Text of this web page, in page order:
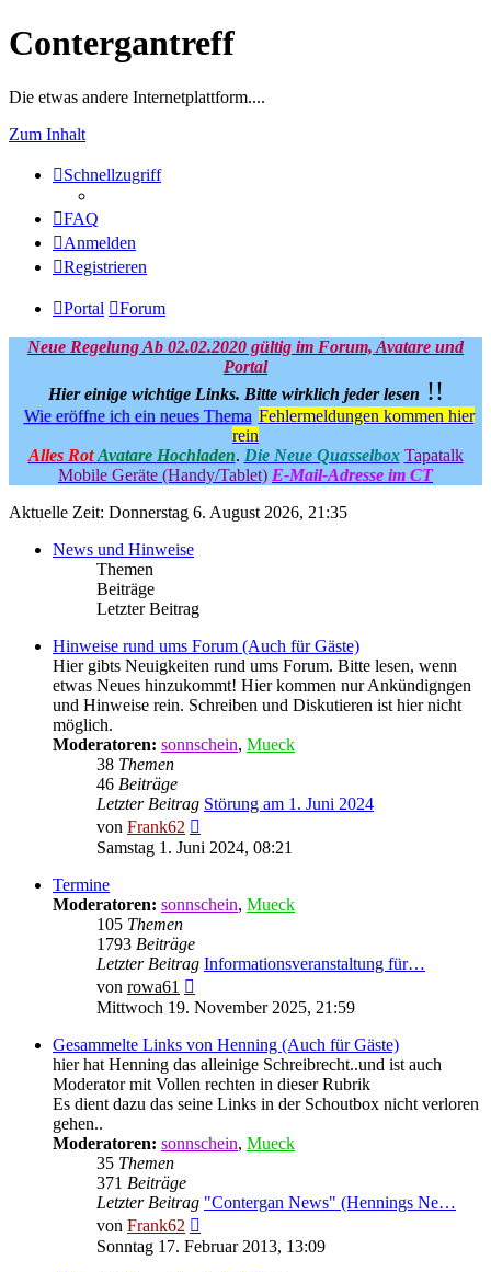
Contergantreff
Die etwas andere Internetplattform....
Zum Inhalt
Schnellzugriff
FAQ
Anmelden
Registrieren
Portal Forum
Neue Regelung Ab 02.02.2020 gültig im Forum, Avatare und
Portal
Hier einige wichtige Links. Bitte wirklich jeder lesen !!
Wie eröffne ich ein neues Thema Fehlermeldungen kommen hier
rein
Alles Rot Avatare Hochladen. Die Neue Quasselbox Tapatalk
Mobile Geräte (Handy/Tablet) E-Mail-Adresse im CT
Aktuelle Zeit: Donnerstag 6. August 2026, 21:35
News und Hinweise
Themen
Beiträge
Letzter Beitrag
Hinweise rund ums Forum (Auch für Gäste)
Hier gibts Neuigkeiten rund ums Forum. Bitte lesen, wenn
etwas Neues hinzukommt! Hier kommen nur Ankündigngen
und Hinweise rein. Schreiben und Diskutieren ist hier nicht
möglich.
Moderatoren: sonnschein, Mueck
38 Themen
46 Beiträge
Letzter Beitrag Störung am 1. Juni 2024
von Frank62
Beitrag
Samstag 1. Juni 2024, 08:21
Termine
Moderatoren: sonnschein, Mueck
105 Themen
1793 Beiträge
Letzter Beitrag Informationsveranstaltung für…
von rowa61
Beitrag
Mittwoch 19. November 2025, 21:59
Gesammelte Links von Henning (Auch für Gäste)
hier hat Henning das alleinige Schreibrecht..und ist auch
Moderator mit Vollen rechten in dieser Rubrik
Es dient dazu das seine Links in der Schoutbox nicht verloren
gehen..
Moderatoren: sonnschein, Mueck
35 Themen
371 Beiträge
Letzter Beitrag "Contergan News" (Hennings Ne…
von Frank62
Beitrag
Sonntag 17. Februar 2013, 13:09